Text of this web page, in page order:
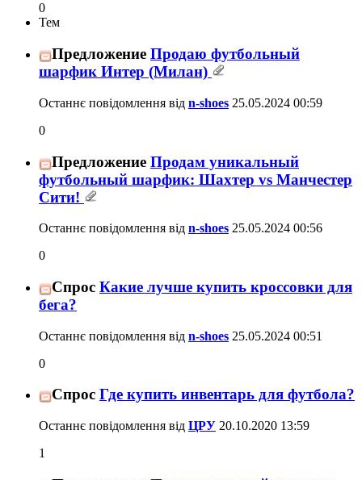
0
Тем
Предложение Продаю футбольный
шарфик Интер (Милан)
Останнє повідомлення від n-shoes 25.05.2024 00:59
0
Предложение Продам уникальный
футбольный шарфик: Шахтер vs Манчестер
Сити!
Останнє повідомлення від n-shoes 25.05.2024 00:56
0
Спрос Какие лучше купить кроссовки для
бега?
Останнє повідомлення від n-shoes 25.05.2024 00:51
0
Спрос Где купить инвентарь для футбола?
Останнє повідомлення від ЦРУ 20.10.2020 13:59
1